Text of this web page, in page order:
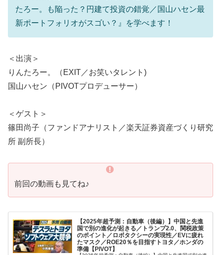
たろー。も陥った？円建て投資の錯覚／国山ハセン最
新ポートフォリオがスゴい？』を学べます！
＜出演＞
りんたろー。（EXIT／お笑いタレント)
国山ハセン（PIVOTプロデューサー）
＜ゲスト＞
篠田尚子（ファンドアナリスト／楽天証券資産づくり研究
所 副所長）
前回の動画も見てね♪
【2025年超予測：自動車（後編）】中国と先進
国で別の進化が起きる／トランプ2.0、関税政策
のポイント／ロボタクシーの実現性／EVに疲れ
たマスク／ROE20％を目指すトヨタ／ホンダの
準備【PIVOT】